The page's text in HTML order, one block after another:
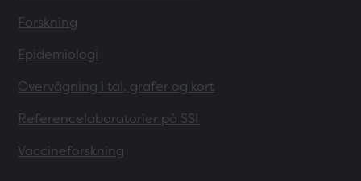
Forskning
Epidemiologi
Overvågning i tal, grafer og kort
Referencelaboratorier på SSI
Vaccineforskning